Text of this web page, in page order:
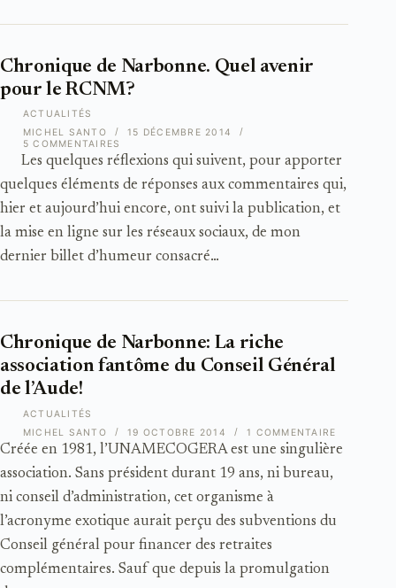
ACTUALITÉS
Chronique de Narbonne. Quel avenir
pour le RCNM?
Les quelques réflexions qui suivent, pour apporter
quelques éléments de réponses aux commentaires qui,
hier et aujourd’hui encore, ont suivi la publication, et
la mise en ligne sur les réseaux sociaux, de mon
dernier billet d’humeur consacré…
MICHEL SANTO
15 DÉCEMBRE 2014
5 COMMENTAIRES
ACTUALITÉS
Chronique de Narbonne: La riche
association fantôme du Conseil Général
de l’Aude!
Créée en 1981, l’UNAMECOGERA est une singulière
association. Sans président durant 19 ans, ni bureau,
ni conseil d’administration, cet organisme à
l’acronyme exotique aurait perçu des subventions du
Conseil général pour financer des retraites
complémentaires. Sauf que depuis la promulgation
MICHEL SANTO 19 OCTOBRE 2014 1 COMMENTAIRE